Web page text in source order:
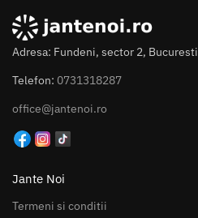
Adresa: Fundeni, sector 2, Bucuresti
Telefon: 0731318287
office@jantenoi.ro
Jante Noi
Termeni si conditii